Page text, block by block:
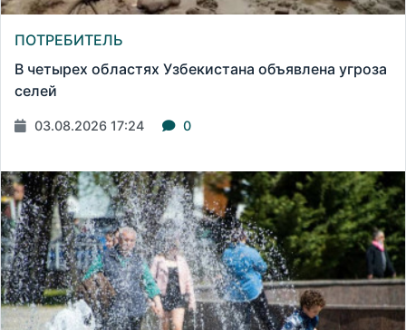
ПОТРЕБИТЕЛЬ
В четырех областях Узбекистана объявлена угроза
селей
03.08.2026 17:24 0